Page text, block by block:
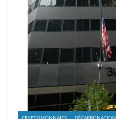
CRYPTOMONNAIES DÉCARBONATION